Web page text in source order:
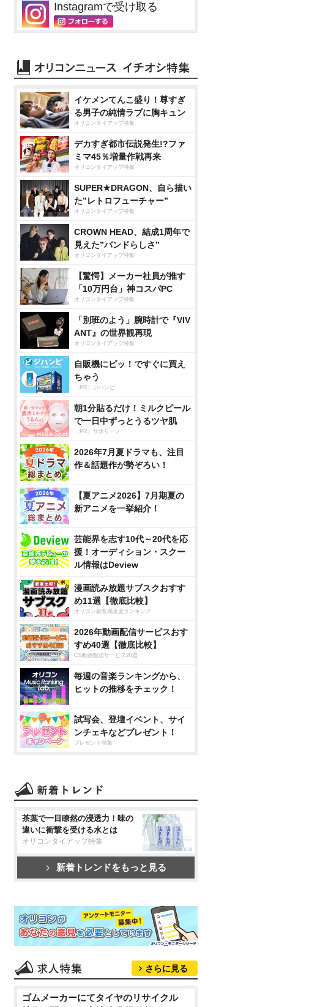
Instagramで受け取る
イケメンてんこ盛り！尊すぎ
る男子の純情ラブに胸キュン
オリコンタイアップ特集
デカすぎ都市伝説発生!?ファ
ミマ45％増量作戦再来
オリコンタイアップ特集
SUPER★DRAGON、自ら描い
た”レトロフューチャー”
オリコンタイアップ特集
CROWN HEAD、結成1周年で
見えた”バンドらしさ”
オリコンタイアップ特集
【驚愕】メーカー社員が推す
「10万円台」神コスパPC
オリコンタイアップ特集
「別班のよう」腕時計で『VIV
ANT』の世界観再現
オリコンタイアップ特集
自販機にピッ！ですぐに買え
ちゃう
（PR）ジハンピ
朝1分貼るだけ！ミルクピール
で一日中ずっとうるツヤ肌
（PR）サボリーノ
2026年7月夏ドラマも、注目
作＆話題作が勢ぞろい！
【夏アニメ2026】7月期夏の
新アニメを一挙紹介！
芸能界を志す10代～20代を応
援！オーディション・スクー
ル情報はDeview
漫画読み放題サブスクおすす
め11選【徹底比較】
オリコン顧客満足度ランキング
2026年動画配信サービスおす
すめ40選【徹底比較】
CS動画配信サービス20選
毎週の音楽ランキングから、
ヒットの推移をチェック！
試写会、登壇イベント、サイ
ンチェキなどプレゼント！
プレゼント特集
茶葉で一目瞭然の浸透力！味の
違いに衝撃を受ける水とは
オリコンタイアップ特集
新着トレンドをもっと見る
さらに見る
ゴムメーカーにてタイヤのリサイクル